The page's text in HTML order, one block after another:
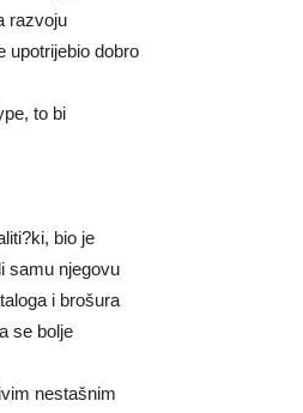
razvoju
upotrijebio dobro
to bi
bio je
samu njegovu
i brošura
se bolje
nestašnim